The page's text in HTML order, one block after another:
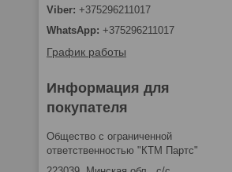
+375296211017
+375296211017
График работы
Информация для
покупателя
Общество с ограниченной
ответственностью "КТМ Партс"